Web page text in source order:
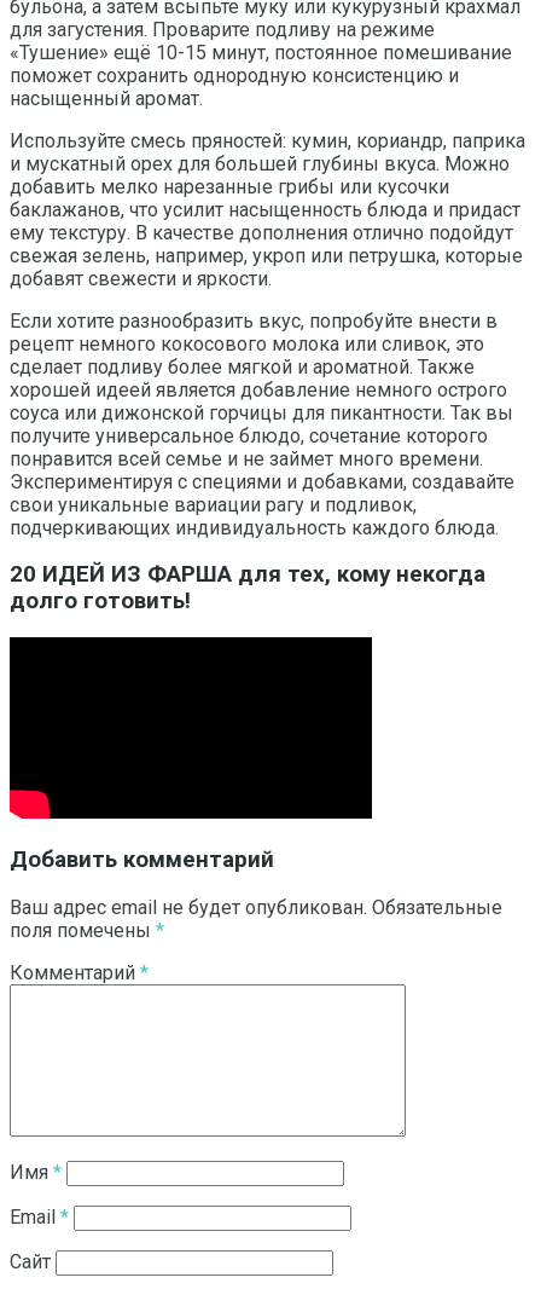
бульона, а затем всыпьте муку или кукурузный крахмал
для загустения. Проварите подливу на режиме
«Тушение» ещё 10-15 минут, постоянное помешивание
поможет сохранить однородную консистенцию и
насыщенный аромат.
Используйте смесь пряностей: кумин, кориандр, паприка
и мускатный орех для большей глубины вкуса. Можно
добавить мелко нарезанные грибы или кусочки
баклажанов, что усилит насыщенность блюда и придаст
ему текстуру. В качестве дополнения отлично подойдут
свежая зелень, например, укроп или петрушка, которые
добавят свежести и яркости.
Если хотите разнообразить вкус, попробуйте внести в
рецепт немного кокосового молока или сливок, это
сделает подливу более мягкой и ароматной. Также
хорошей идеей является добавление немного острого
соуса или дижонской горчицы для пикантности. Так вы
получите универсальное блюдо, сочетание которого
понравится всей семье и не займет много времени.
Экспериментируя с специями и добавками, создавайте
свои уникальные вариации рагу и подливок,
подчеркивающих индивидуальность каждого блюда.
20 ИДЕЙ ИЗ ФАРША для тех, кому некогда
долго готовить!
Добавить комментарий
Ваш адрес email не будет опубликован. Обязательные
поля помечены *
Комментарий *
Имя *
Email *
Сайт